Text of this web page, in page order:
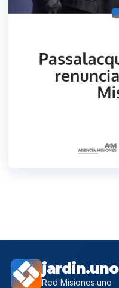
jardin.uno
Red Misiones.uno